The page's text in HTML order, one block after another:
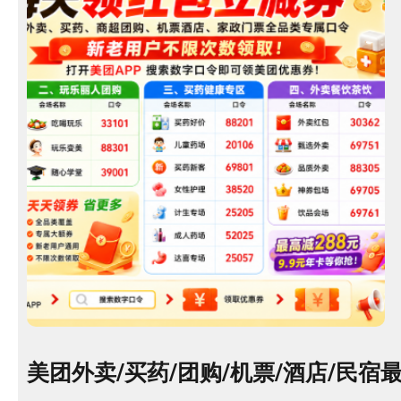
美团外卖/买药/团购/机票/酒店/民宿